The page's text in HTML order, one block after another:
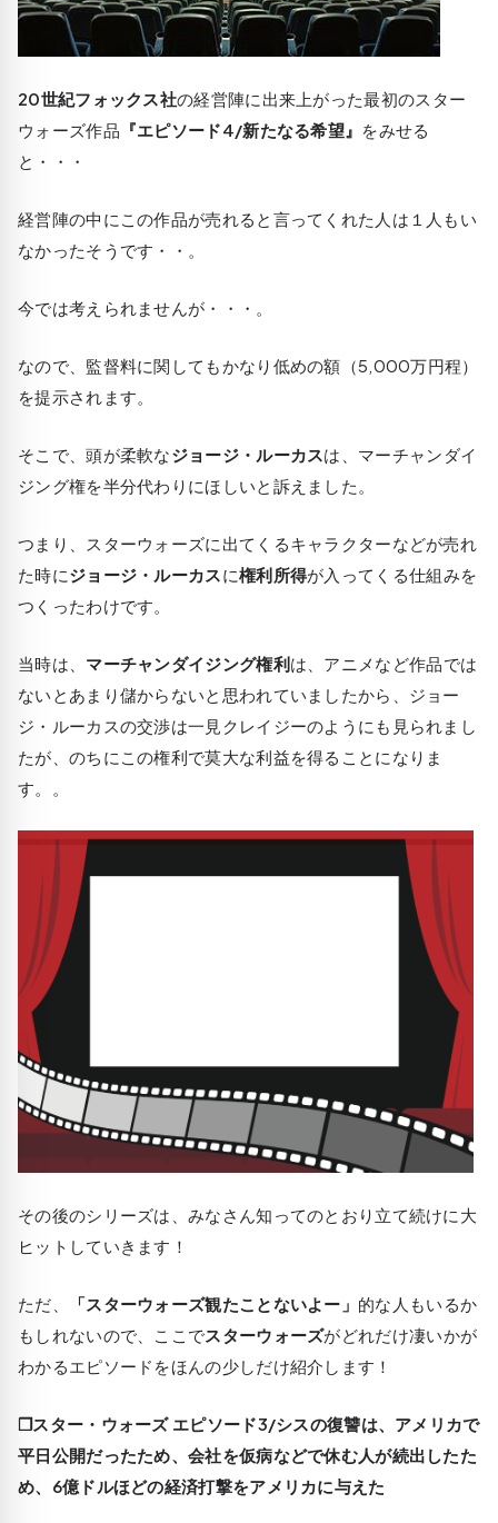
20世紀フォックス社の経営陣に出来上がった最初のスター
ウォーズ作品 『エピソード4/新たなる希望』 をみせる
と・・・
経営陣の中にこの作品が売れると言ってくれた人は１人もい
なかったそうです・・。
今では考えられませんが・・・。
なので、監督料に関してもかなり低めの額（5,000万円程）
を提示されます。
そこで、頭が柔軟なジョージ・ルーカスは、マーチャンダイ
ジング権を半分代わりにほしいと訴えました。
つまり、スターウォーズに出てくるキャラクターなどが売れ
た時にジョージ・ルーカスに権利所得が入ってくる仕組みを
つくったわけです。
当時は、 マーチャンダイジング権利は、アニメなど作品では
ないとあまり儲からないと思われていましたから、ジョー
ジ・ルーカスの交渉は一見クレイジーのようにも見られまし
たが、のちにこの権利で莫大な利益を得ることになりま
す。。
その後のシリーズは、みなさん知ってのとおり立て続けに大
ヒットしていきます！
ただ、 「スターウォーズ観たことないよー」 的な人もいるか
もしれないので、ここでスターウォーズがどれだけ凄いかが
わかるエピソードをほんの少しだけ紹介します！
❒スター・ウォーズ エピソード3/シスの復讐は、アメリカで
平日公開だったため、会社を仮病などで休む人が続出したた
め、6億ドルほどの経済打撃をアメリカに与えた